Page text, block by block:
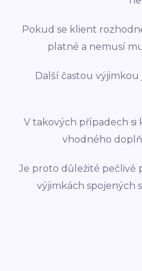
Pokud se klient
platné a nemusí
Další častou
V takových případech
vhodného
Je proto důležité pečlivě
výjimkách spojených